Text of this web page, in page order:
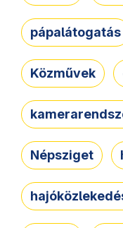
pápalátogatás
Közművek
Népsziget